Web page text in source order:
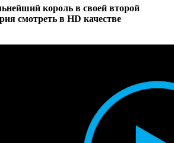
король в своей второй
смотреть в HD качестве